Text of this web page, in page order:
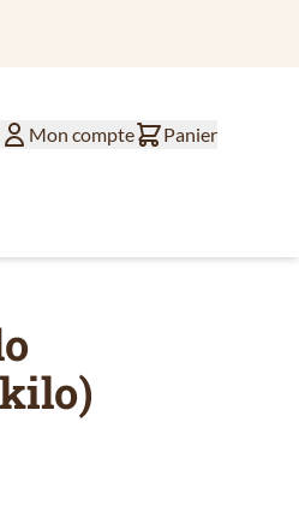
Mon compte Panier